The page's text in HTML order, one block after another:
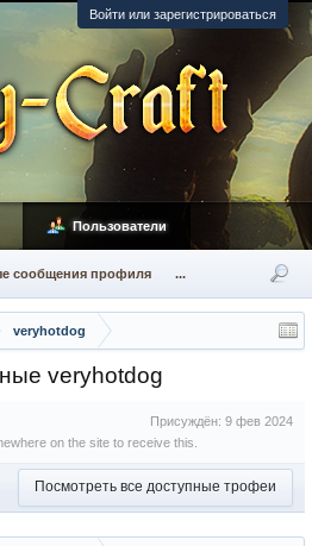
Войти или зарегистрироваться
veryhotdog
veryhotdog
Присуждён: 9 фев 2024
on the site to receive this.
Посмотреть все доступные трофеи
Пользователи
сообщения профиля ...